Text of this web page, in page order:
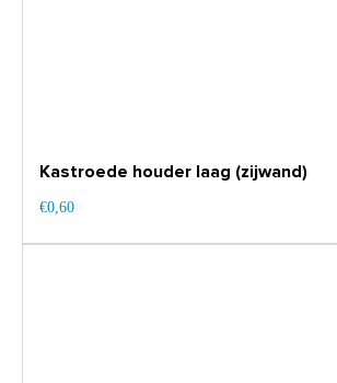
Kastroede houder laag (zijwand)
€0,60